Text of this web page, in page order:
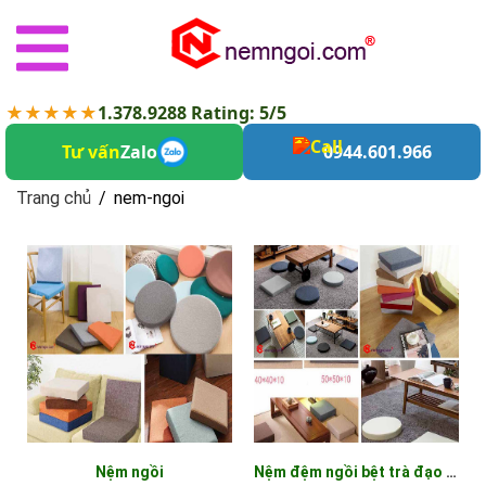
★★★★★1.378.9288 Rating: 5/5
Tư vấnZalo 0944.601.966
Trang chủ / nem-ngoi
nem-ngoi
Nệm ngồi Nệm đệm ngồi bệt trà đạo thiền yoga